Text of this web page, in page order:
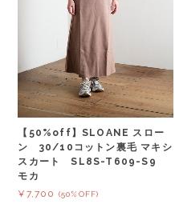
【50%off】SLOANE スロー
ン 30/10コットン裏毛 マキシ
スカート SL8S-T609-S9
モカ
¥7,700
(50%OFF)